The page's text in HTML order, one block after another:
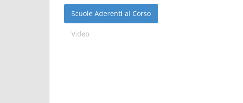
Scuole Aderenti al Corso
Video